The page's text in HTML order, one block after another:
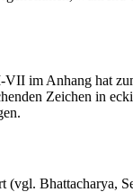
VII im Anhang hat
Zeichen in
Bhattacharya,